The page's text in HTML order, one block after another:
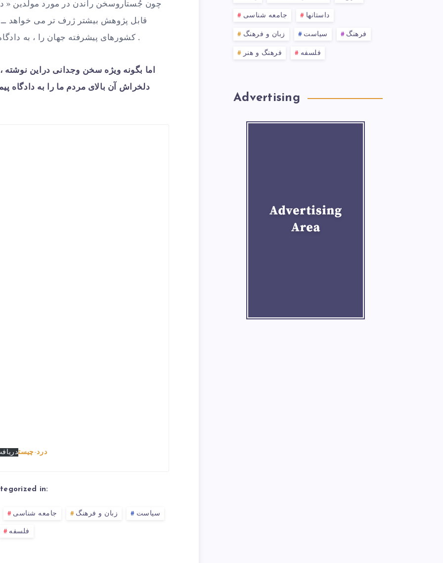
چون جُستاروسخن راندن در مورد مولدین «
قابل پژوهش بیشتر ژرف تر می خواهد
کشورهای پیشرفته جهان را ، به دادگاه سنجش جنایت علیه بشریت بکشاند .
اما بگونه ویژه سخن وجدانی دراین نوشته
دلخراش آن بالای مردم ما را به
درد-چیست
in:
جامعه شناسی زبان و فرهنگ سیاست
فلسفه
جامعه شناسی داستانها
زبان و فرهنگ سیاست فرهنگ
فرهنگ و هنر فلسفه
Advertising